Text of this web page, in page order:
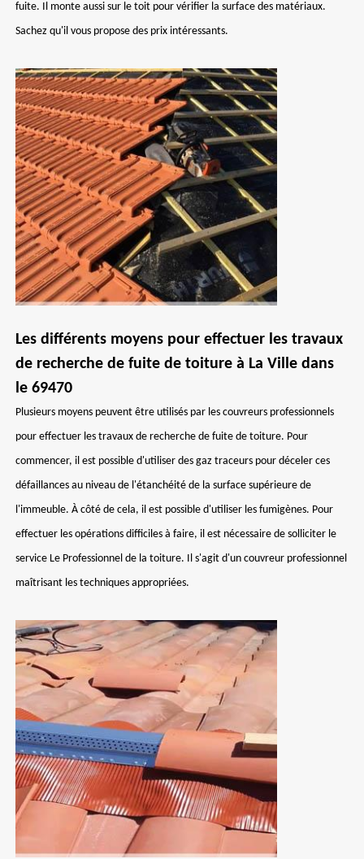
fuite. Il monte aussi sur le toit pour vérifier la surface des matériaux.
Sachez qu'il vous propose des prix intéressants.
Les différents moyens pour effectuer les travaux
de recherche de fuite de toiture à La Ville dans
le 69470
Plusieurs moyens peuvent être utilisés par les couvreurs professionnels
pour effectuer les travaux de recherche de fuite de toiture. Pour
commencer, il est possible d'utiliser des gaz traceurs pour déceler ces
défaillances au niveau de l'étanchéité de la surface supérieure de
l'immeuble. À côté de cela, il est possible d'utiliser les fumigènes. Pour
effectuer les opérations difficiles à faire, il est nécessaire de solliciter le
service Le Professionnel de la toiture. Il s'agit d'un couvreur professionnel
maîtrisant les techniques appropriées.